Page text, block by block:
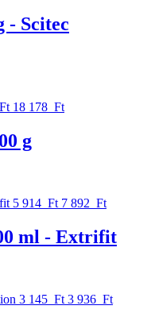
- Scitec
18 178 Ft
g
5 914 Ft 7 892 Ft
ml - Extrifit
3 145 Ft 3 936 Ft